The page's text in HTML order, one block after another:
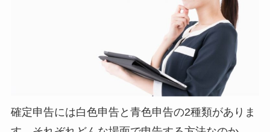
確定申告には白色申告と青色申告の2種類がありま